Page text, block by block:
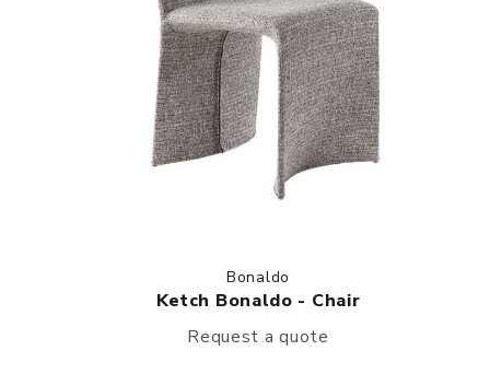
Bonaldo
Ketch Bonaldo - Chair
Request a quote